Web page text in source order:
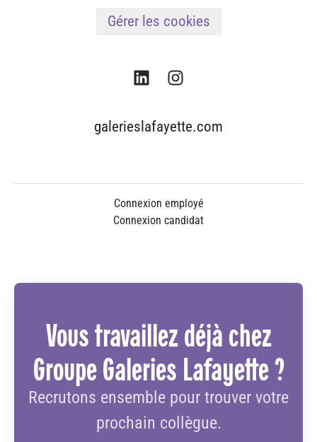
Gérer les cookies
galerieslafayette.com
Connexion employé
Connexion candidat
Vous travaillez déjà chez
Groupe Galeries Lafayette ?
Recrutons ensemble pour trouver votre
prochain collègue.